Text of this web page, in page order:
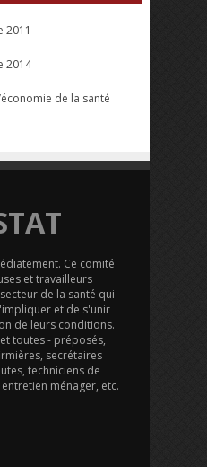
2011
2014
de la santé
Ce comité
et travailleurs
de la santé qui
et de s'unir
de leurs conditions.
toutes - préposés,
secrétaires
techniciens de
ménager, etc.